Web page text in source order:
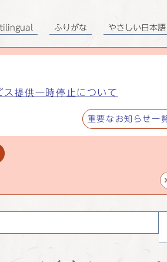
提供一時停止について
重要なお知らせ一
ふりがな やさしい日本語